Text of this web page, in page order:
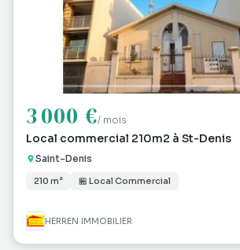
3 000 €/ mois
Local commercial 210m2 à St-Denis
Saint-Denis
210 m² 🏪 Local Commercial
HERREN IMMOBILIER